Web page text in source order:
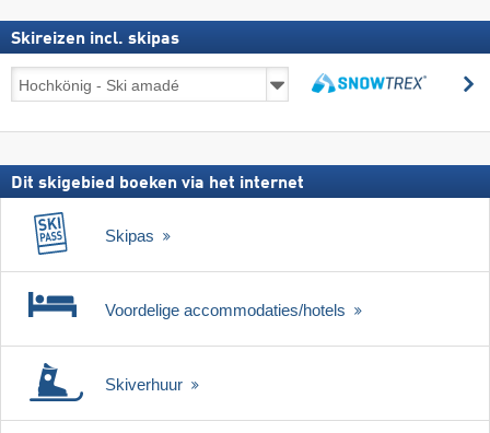
Skireizen incl. skipas
Skireizen
incl.
Dit skigebied boeken via het internet
Skipas
Voordelige accommodaties/hotels
Skiverhuur